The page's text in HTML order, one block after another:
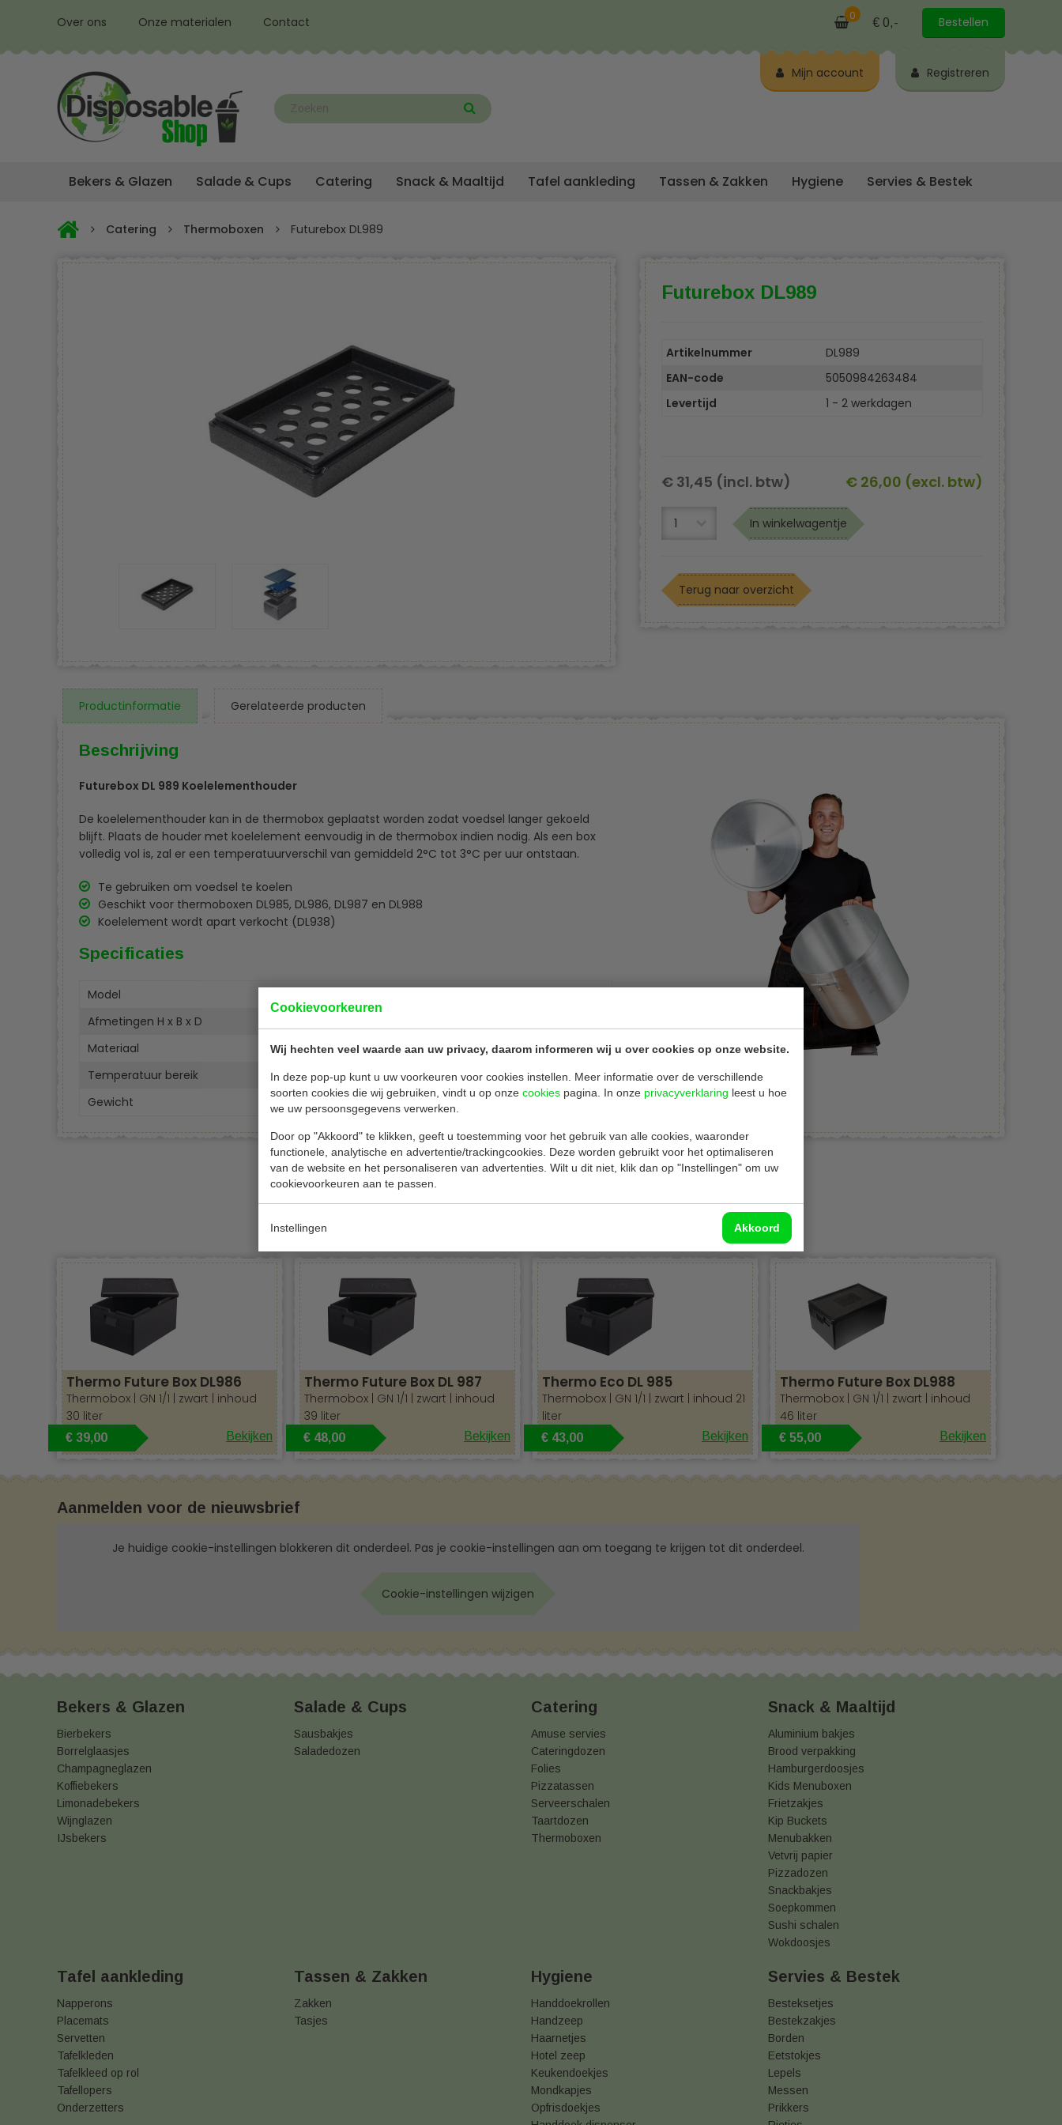
Cookievoorkeuren
Wij hechten veel waarde aan uw privacy, daarom informeren wij u over cookies op onze website.
In deze pop-up kunt u uw voorkeuren voor cookies instellen. Meer informatie over de verschillende
soorten cookies die wij gebruiken, vindt u op onze cookies pagina. In onze privacyverklaring leest u hoe
we uw persoonsgegevens verwerken.
Door op "Akkoord" te klikken, geeft u toestemming voor het gebruik van alle cookies, waaronder
functionele, analytische en advertentie/trackingcookies. Deze worden gebruikt voor het optimaliseren
van de website en het personaliseren van advertenties. Wilt u dit niet, klik dan op "Instellingen" om uw
cookievoorkeuren aan te passen.
Instellingen Akkoord
Over ons Onze materialen Contact 0 € 0,- Bestellen
Mijn account Registreren
Bekers & Glazen Salade & Cups Catering Snack & Maaltijd Tafel aankleding Tassen & Zakken Hygiene Servies & Bestek
Catering Thermoboxen Futurebox DL989
Futurebox DL989
Artikelnummer
DL989
EAN-code
5050984263484
Levertijd
1 - 2 werkdagen
€ 26,00 (excl. btw)
€ 31,45 (incl. btw)
In winkelwagentje
Terug naar overzicht
Productinformatie Gerelateerde producten
Beschrijving
Futurebox DL 989 Koelelementhouder
De koelelementhouder kan in de thermobox geplaatst worden zodat voedsel langer gekoeld
blijft. Plaats de houder met koelelement eenvoudig in de thermobox indien nodig. Als een box
volledig vol is, zal er een temperatuurverschil van gemiddeld 2°C tot 3°C per uur ontstaan.
Te gebruiken om voedsel te koelen
Geschikt voor thermoboxen DL985, DL986, DL987 en DL988
Koelelement wordt apart verkocht (DL938)
Specificaties
Model
Afmetingen H x B x D
Materiaal
Polypropyleen
Temperatuur bereik
-40°C tot +120°C
Gewicht
Gerelateerde producten
Thermo Future Box DL986
Thermobox | GN 1/1 | zwart | inhoud
30 liter
€ 39,00 Bekijken
Thermo Future Box DL 987
Thermobox | GN 1/1 | zwart | inhoud
39 liter
€ 48,00 Bekijken
Thermo Eco DL 985
Thermobox | GN 1/1 | zwart | inhoud 21
liter
€ 43,00 Bekijken
Thermo Future Box DL988
Thermobox | GN 1/1 | zwart | inhoud
46 liter
€ 55,00 Bekijken
Aanmelden voor de nieuwsbrief
Je huidige cookie-instellingen blokkeren dit onderdeel. Pas je cookie-instellingen aan om toegang te krijgen tot dit onderdeel.
Cookie-instellingen wijzigen
Bekers & Glazen
Bierbekers
Borrelglaasjes
Champagneglazen
Koffiebekers
Limonadebekers
Wijnglazen
IJsbekers
Salade & Cups
Sausbakjes
Saladedozen
Catering
Amuse servies
Cateringdozen
Folies
Pizzatassen
Serveerschalen
Taartdozen
Thermoboxen
Snack & Maaltijd
Aluminium bakjes
Brood verpakking
Hamburgerdoosjes
Kids Menuboxen
Frietzakjes
Kip Buckets
Menubakken
Vetvrij papier
Pizzadozen
Snackbakjes
Soepkommen
Sushi schalen
Wokdoosjes
Tafel aankleding
Napperons
Placemats
Servetten
Tafelkleden
Tafelkleed op rol
Tafellopers
Onderzetters
Tassen & Zakken
Zakken
Tasjes
Hygiene
Handdoekrollen
Handzeep
Haarnetjes
Hotel zeep
Keukendoekjes
Mondkapjes
Opfrisdoekjes
Servies & Bestek
Besteksetjes
Bestekzakjes
Borden
Eetstokjes
Lepels
Messen
Prikkers